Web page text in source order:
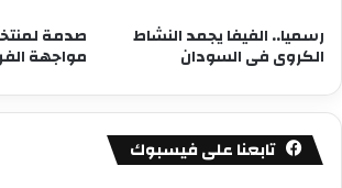
رسميا.. الفيفا يجمد النشاط
الكروى فى السودان
صدمة
مواجهة
تابعنا على فيسبوك